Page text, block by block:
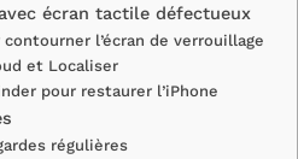
écran tactile défectueux
l’écran de verrouillage
et Localiser
pour restaurer l’iPhone
régulières